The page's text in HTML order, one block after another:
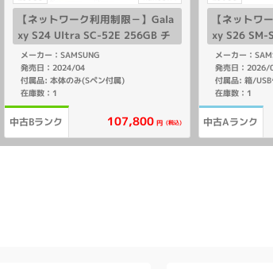
【ネットワーク利用制限－】Gala
xy S24 Ultra SC-52E 256GB チ
タニウムバイオレット【docomo
版 SIMフリー】
メーカー：SAMSUNG
発売日：2024/04
付属品: 本体のみ(Sペン付属)
在庫数：1
中古Bランク 107,800 円 (税込)
【ネットワ
xy S26 SM-
ク【
メーカー：
発売日：2026/
在庫数：1
中古Aランク